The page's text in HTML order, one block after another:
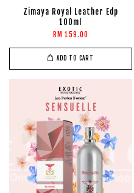
Zimaya Royal Leather Edp
100ml
RM 159.00
ADD TO CART